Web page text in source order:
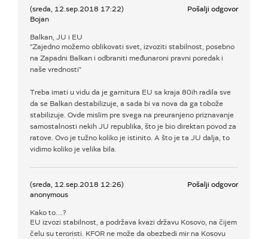
(sreda, 12.sep.2018 17:22)
Bojan
Pošalji odgovor
Balkan, JU i EU
"Zajedno možemo oblikovati svet, izvoziti stabilnost, posebno
na Zapadni Balkan i odbraniti međunaroni pravni poredak i
naše vrednosti"
Treba imati u vidu da je garnitura EU sa kraja 80ih radila sve
da se Balkan destabilizuje, a sada bi va nova da ga tobože
stabilizuje. Ovde mislim pre svega na preuranjeno priznavanje
samostalnosti nekih JU republika, što je bio direktan povod za
ratove. Ovo je tužno koliko je istinito. A što je ta JU dalja, to
vidimo koliko je velika bila.
(sreda, 12.sep.2018 12:26)
anonymous
Pošalji odgovor
Kako to....?
EU izvozi stabilnost, a podržava kvazi državu Kosovo, na čijem
čelu su teroristi. KFOR ne može da obezbedi mir na Kosovu